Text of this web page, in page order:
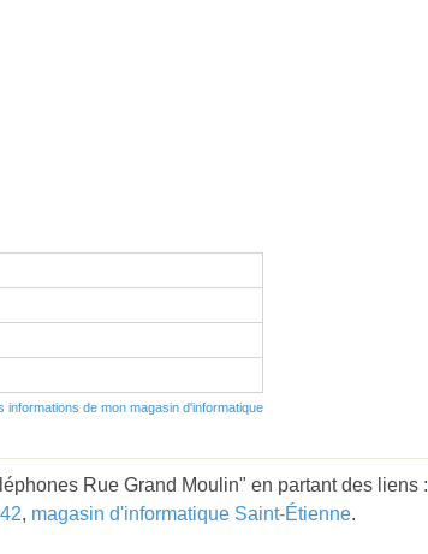
informations de mon magasin d'informatique
Rue Grand Moulin" en partant des liens :
, magasin d'informatique Saint-Étienne.